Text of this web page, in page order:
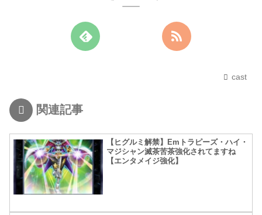
cast
関連記事
【ヒグルミ解禁】Emトラピーズ・ハイ・
マジシャン滅茶苦茶強化されてますね
【エンタメイジ強化】